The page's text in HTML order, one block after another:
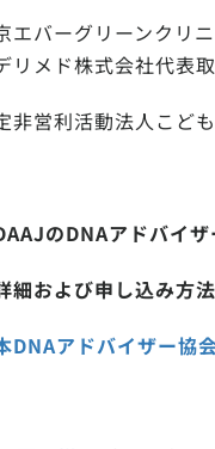
エバーグリーンクリ
リメド株式会社代表
非営利活動法人こど
のDNAアドバイザ
および申し込み方
DNAアドバイザー協